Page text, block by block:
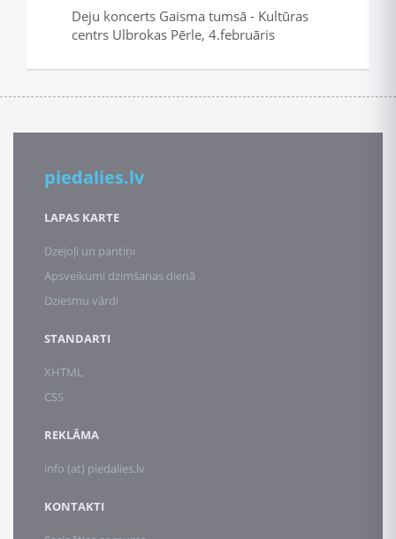
Deju koncerts Gaisma tumsā - Kultūras
centrs Ulbrokas Pērle, 4.februāris
piedalies.lv
LAPAS KARTE
Dzejoļi un pantiņi
Apsveikumi dzimšanas dienā
Dziesmu vārdi
STANDARTI
XHTML
CSS
REKLĀMA
info (at) piedalies.lv
KONTAKTI